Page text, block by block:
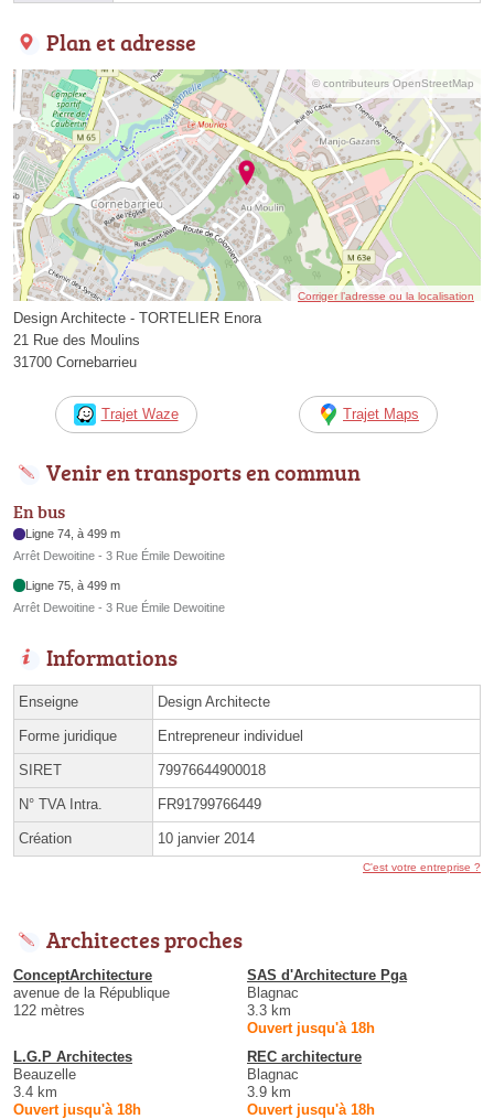
Plan et adresse
© contributeurs OpenStreetMap
Corriger l’adresse ou la localisation
Design Architecte - TORTELIER Enora
21 Rue des Moulins
31700 Cornebarrieu
Trajet Waze Trajet Maps
Venir en transports en commun
En bus
Ligne 74, à 499 m
Arrêt Dewoitine - 3 Rue Émile Dewoitine
Ligne 75, à 499 m
Arrêt Dewoitine - 3 Rue Émile Dewoitine
Informations
Enseigne Design Architecte
Forme juridique Entrepreneur individuel
SIRET 79976644900018
N° TVA Intra. FR91799766449
Création 10 janvier 2014
C'est votre entreprise ?
Architectes proches
ConceptArchitecture
avenue de la République
122 mètres
SAS d'Architecture Pga
Blagnac
3.3 km
Ouvert jusqu'à 18h
L.G.P Architectes
Beauzelle
3.4 km
Ouvert jusqu'à 18h
REC architecture
Blagnac
3.9 km
Ouvert jusqu'à 18h